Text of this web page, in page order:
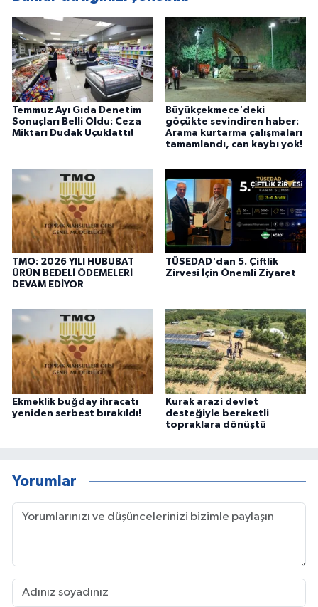
Temmuz Ayı Gıda Denetim
Sonuçları Belli Oldu: Ceza
Miktarı Dudak Uçuklattı!
Büyükçekmece'deki
göçükte sevindiren haber:
Arama kurtarma çalışmaları
tamamlandı, can kaybı yok!
TMO: 2026 YILI HUBUBAT
ÜRÜN BEDELİ ÖDEMELERİ
DEVAM EDİYOR
TÜSEDAD'dan 5. Çiftlik
Zirvesi İçin Önemli Ziyaret
Ekmeklik buğday ihracatı
yeniden serbest bırakıldı!
Kurak arazi devlet
desteğiyle bereketli
topraklara dönüştü
Yorumlar